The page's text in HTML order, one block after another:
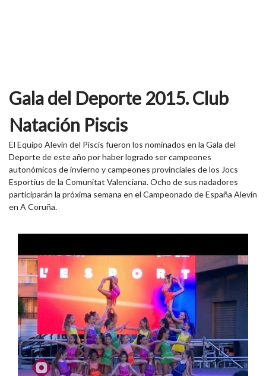
Gala del Deporte 2015. Club
Natación Piscis
El Equipo Alevín del Piscis fueron los nominados en la Gala del
Deporte de este año por haber logrado ser campeones
autonómicos de invierno y campeones provinciales de los Jocs
Esportius de la Comunitat Valenciana. Ocho de sus nadadores
participarán la próxima semana en el Campeonado de España Alevín
en A Coruña.